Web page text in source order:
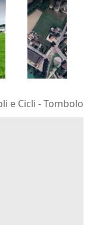
Asta
12.973 mq
Vigodarzere
79.488 €
15/09/2026
e Cicli - Tombolo